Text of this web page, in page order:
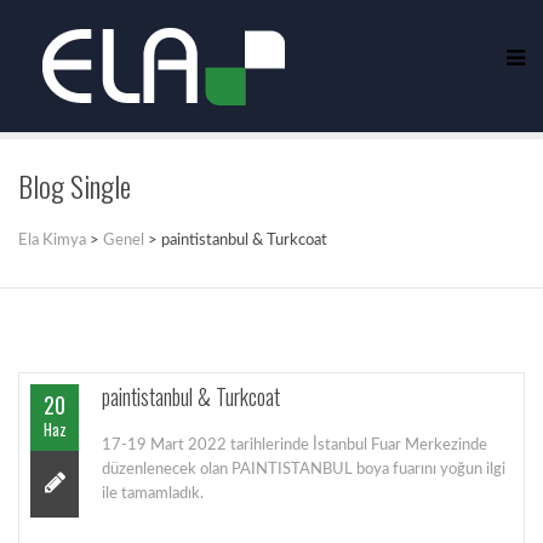
Blog Single
Ela Kimya > Genel > paintistanbul & Turkcoat
20
Haz
paintistanbul & Turkcoat
17-19 Mart 2022 tarihlerinde İstanbul Fuar Merkezinde
düzenlenecek olan PAINTISTANBUL boya fuarını yoğun ilgi
ile tamamladık.